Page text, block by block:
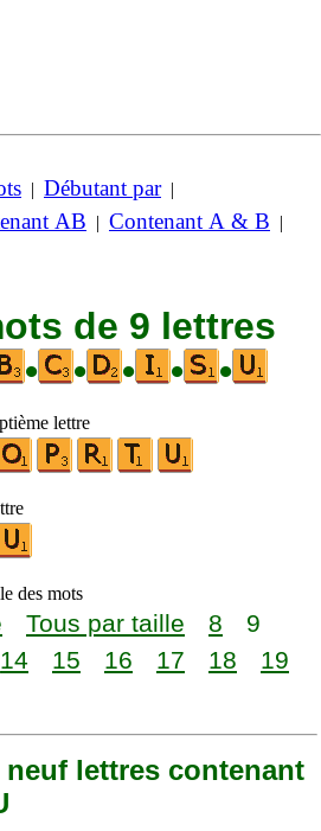
| Débutant par|
AB | Contenant A & B |
de 9 lettres
• • • • •
lettre
des mots
Tous par taille 8
9
14 15 16 17 18
19
neuf lettres contenant